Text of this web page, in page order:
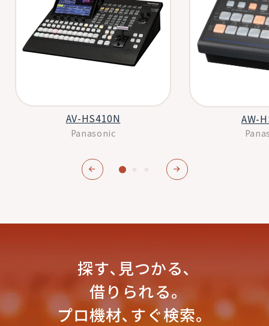
AV-HS410N
Panasonic
AW-
探す､見つかる､
借りられる｡
プロ機材､すぐ検索。